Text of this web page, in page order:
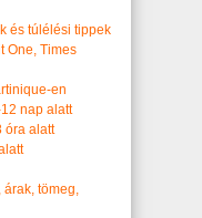
és túlélési tippek
One, Times
en
nap alatt
óra alatt
tömeg,